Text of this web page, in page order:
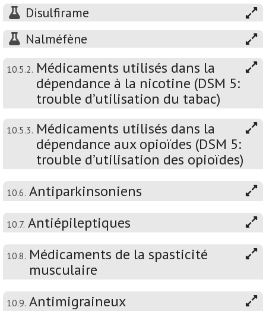
Disulfirame
Nalméfène
10.5.2. Médicaments utilisés dans la
dépendance à la nicotine (DSM 5:
trouble d’utilisation du tabac)
10.5.3. Médicaments utilisés dans la
dépendance aux opioïdes (DSM 5:
trouble d’utilisation des opioïdes)
10.6. Antiparkinsoniens
10.7. Antiépileptiques
10.8. Médicaments de la spasticité
musculaire
10.9. Antimigraineux